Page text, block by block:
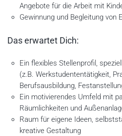
Angebote für die Arbeit mit
Gewinnung und Begleitung von
Das erwartet Dich:
Ein flexibles Stellenprofil,
(z.B. Werkstudententätigkeit,
Berufsausbildung,
Ein motivierendes Umfeld mit
Räumlichkeiten und
Raum für eigene Ideen,
kreative Gestaltung